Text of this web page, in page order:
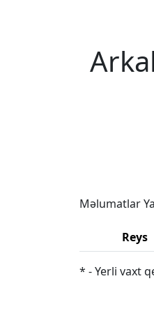
Məlumatlar
Reys
* - Yerli vaxt